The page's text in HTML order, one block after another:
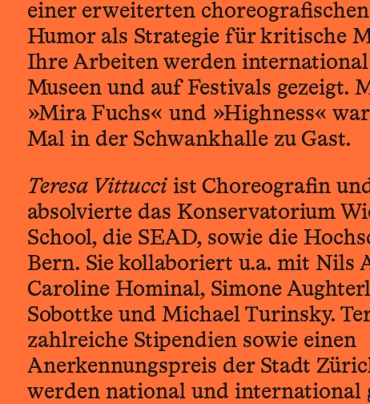
einer erweiterten
Humor als Strategie für kritische
Ihre Arbeiten werden international
Museen und auf Festivals gezeigt.
»Mira Fuchs« und »Highness«
Mal in der Schwankhalle zu Gast.
Teresa Vittucciist Choreografin
absolvierte das Konservatorium
School, die SEAD, sowie die
Bern. Sie kollaboriert u.a. mit Nils
Caroline Hominal, Simone
Sobottke und Michael Turinsky.
zahlreiche Stipendien sowie einen
Anerkennungspreis der Stadt
werden national und international